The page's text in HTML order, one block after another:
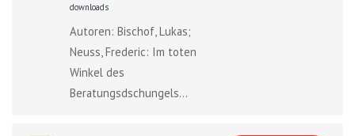
downloads
Autoren: Bischof, Lukas;
Neuss, Frederic: Im toten
Winkel des
Beratungsdschungels...